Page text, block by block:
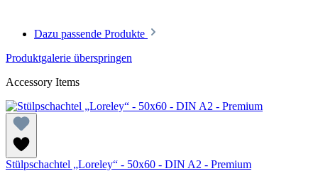
Dazu passende Produkte
Produktgalerie überspringen
Accessory Items
Stülpschachtel „Loreley“ - 50x60 - DIN A2 - Premium